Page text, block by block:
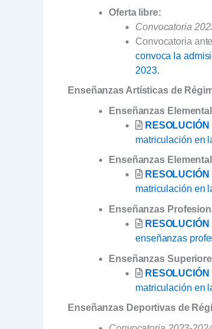
Oferta libre:
Convocatoria
Convocatoria
convoca la
2023.
Enseñanzas Artísticas de
Enseñanzas
matriculación en
Enseñanzas
matriculación en
Enseñanzas
enseñanzas
Enseñanzas
matriculación en
Enseñanzas Deportivas de